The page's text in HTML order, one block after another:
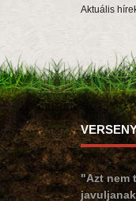
Aktuális
"Azt nem